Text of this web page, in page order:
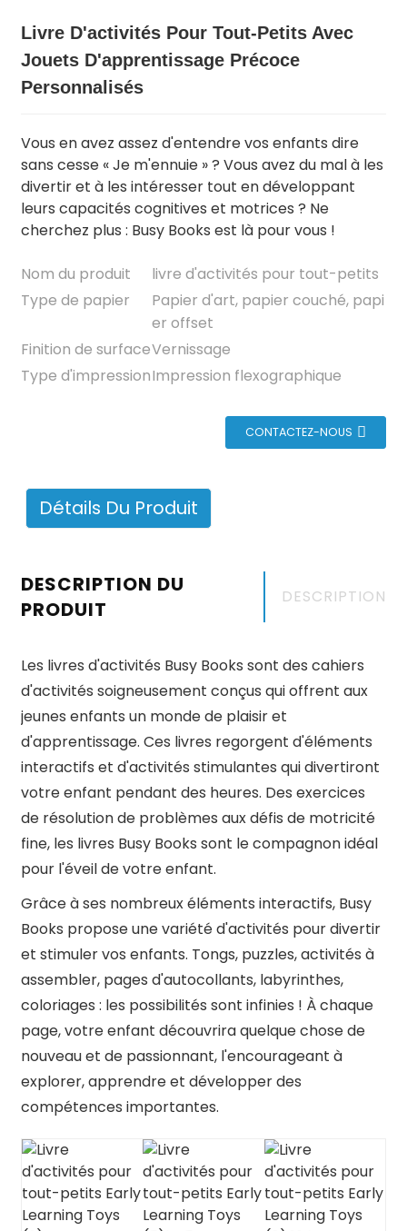
Livre D'activités Pour Tout-Petits Avec
Jouets D'apprentissage Précoce
Personnalisés
Vous en avez assez d'entendre vos enfants dire
sans cesse « Je m'ennuie » ? Vous avez du mal à les
divertir et à les intéresser tout en développant
leurs capacités cognitives et motrices ? Ne
cherchez plus : Busy Books est là pour vous !
Nom du produit
livre d'activités pour tout-petits
Type de papier
Papier d'art, papier couché, papi
er offset
Finition de surfaceVernissage
Type d'impressionImpression flexographique
CONTACTEZ-NOUS
Détails Du Produit
DESCRIPTION DU
PRODUIT
DESCRIPTION
Les livres d'activités Busy Books sont des cahiers
d'activités soigneusement conçus qui offrent aux
jeunes enfants un monde de plaisir et
d'apprentissage. Ces livres regorgent d'éléments
interactifs et d'activités stimulantes qui divertiront
votre enfant pendant des heures. Des exercices
de résolution de problèmes aux défis de motricité
fine, les livres Busy Books sont le compagnon idéal
pour l'éveil de votre enfant.
Grâce à ses nombreux éléments interactifs, Busy
Books propose une variété d'activités pour divertir
et stimuler vos enfants. Tongs, puzzles, activités à
assembler, pages d'autocollants, labyrinthes,
coloriages : les possibilités sont infinies ! À chaque
page, votre enfant découvrira quelque chose de
nouveau et de passionnant, l'encourageant à
explorer, apprendre et développer des
compétences importantes.